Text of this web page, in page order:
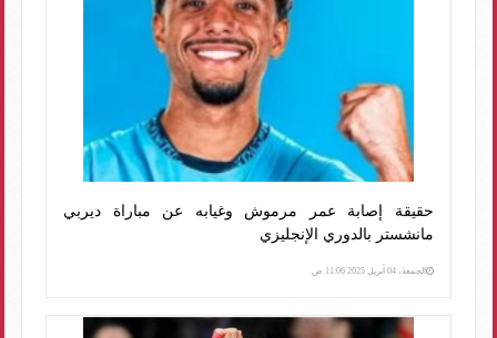
حقيقة إصابة عمر مرموش وغيابه عن مباراة ديربي
مانشستر بالدوري الإنجليزي
الجمعة، 04 أبريل 2025 11:06 ص